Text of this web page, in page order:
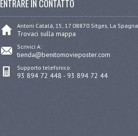
ENTRARE IN CONTATTO
Antoni Catalá, 15, 17 08870 Sitges, La Spagna
Trovaci sulla mappa
Scrivici A:
tienda@benitomovieposter.com
Supporto telefonico:
93 894 72 448 - 93 894 72 44